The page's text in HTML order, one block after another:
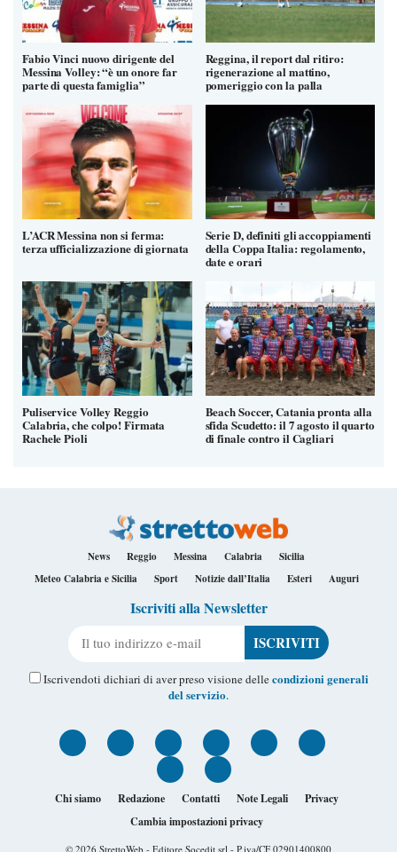
Fabio Vinci nuovo dirigente del
Messina Volley: “è un onore far
parte di questa famiglia”
Reggina, il report dal ritiro:
rigenerazione al mattino,
pomeriggio con la palla
L’ACR Messina non si ferma:
terza ufficializzazione di giornata
Serie D, definiti gli accoppiamenti
della Coppa Italia: regolamento,
date e orari
Puliservice Volley Reggio
Calabria, che colpo! Firmata
Rachele Pioli
Beach Soccer, Catania pronta alla
sfida Scudetto: il 7 agosto il quarto
di finale contro il Cagliari
News Reggio Messina Calabria
Sicilia
Meteo Calabria e Sicilia
Sport Notizie dall’Italia Esteri Auguri
Iscriviti alla Newsletter
Iscrivendoti dichiari di aver preso visione dellecondizioni generali
del servizio.
Chi siamo Redazione Contatti Note Legali
Privacy
Cambia impostazioni privacy
© 2026 StrettoWeb - Editore Socedit srl - P.iva/CF 02901400800